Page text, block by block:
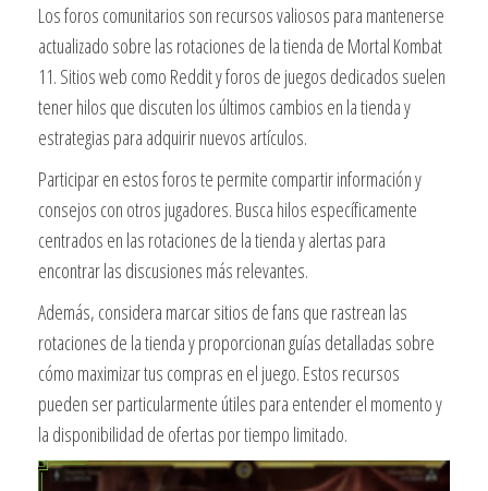
Los foros comunitarios son recursos valiosos para mantenerse
actualizado sobre las rotaciones de la tienda de Mortal Kombat
11. Sitios web como Reddit y foros de juegos dedicados suelen
tener hilos que discuten los últimos cambios en la tienda y
estrategias para adquirir nuevos artículos.
Participar en estos foros te permite compartir información y
consejos con otros jugadores. Busca hilos específicamente
centrados en las rotaciones de la tienda y alertas para
encontrar las discusiones más relevantes.
Además, considera marcar sitios de fans que rastrean las
rotaciones de la tienda y proporcionan guías detalladas sobre
cómo maximizar tus compras en el juego. Estos recursos
pueden ser particularmente útiles para entender el momento y
la disponibilidad de ofertas por tiempo limitado.